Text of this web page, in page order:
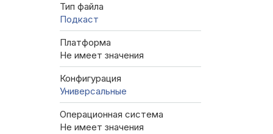
Тип файла
Подкаст
Платформа
Не имеет значения
Конфигурация
Универсальные
Операционная система
Не имеет значения